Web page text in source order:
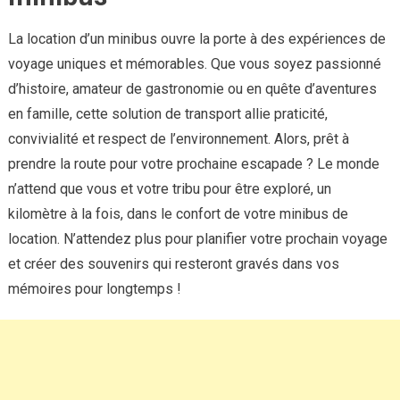
La location d’un minibus ouvre la porte à des expériences de
voyage uniques et mémorables. Que vous soyez passionné
d’histoire, amateur de gastronomie ou en quête d’aventures
en famille, cette solution de transport allie praticité,
convivialité et respect de l’environnement. Alors, prêt à
prendre la route pour votre prochaine escapade ? Le monde
n’attend que vous et votre tribu pour être exploré, un
kilomètre à la fois, dans le confort de votre minibus de
location. N’attendez plus pour planifier votre prochain voyage
et créer des souvenirs qui resteront gravés dans vos
mémoires pour longtemps !